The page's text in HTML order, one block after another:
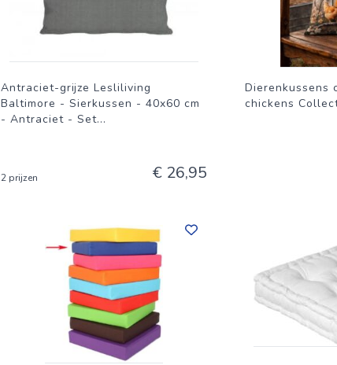
Antraciet-grijze Lesliliving
Baltimore - Sierkussen - 40x60 cm
- Antraciet - Set...
2 prijzen € 26,95
Dierenkussens
chickens